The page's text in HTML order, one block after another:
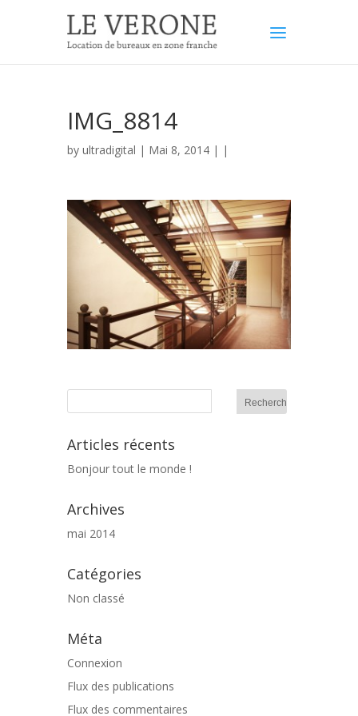
IMG_8814
by ultradigital | Mai 8, 2014 | |
Articles récents
Bonjour tout le monde !
Archives
mai 2014
Catégories
Non classé
Méta
Connexion
Flux des publications
Flux des commentaires